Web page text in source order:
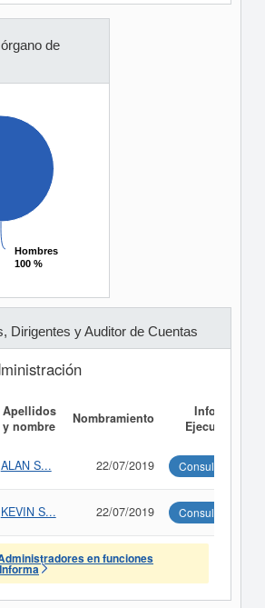
de
Hombres
100 %
Hombres
100 %
Dirigentes y Auditor de Cuentas
Apellidos
y nombre
Nombramiento
Informe
Ejecutivo
ALAN S... 22/07/2019 Consultar
KEVIN S... 22/07/2019 Consultar
en funciones